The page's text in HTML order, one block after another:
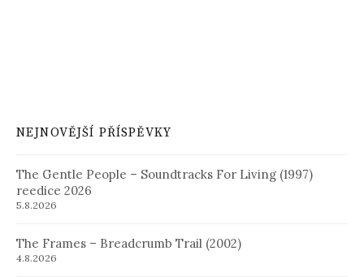
NEJNOVĚJŠÍ PŘÍSPĚVKY
The Gentle People – Soundtracks For Living (1997)
reedice 2026
5.8.2026
The Frames – Breadcrumb Trail (2002)
4.8.2026